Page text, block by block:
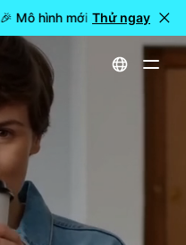
🎉 Mô hình mới đã RA MẮT:
Thử ngay